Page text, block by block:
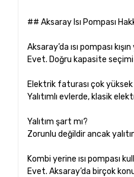
## Aksaray Isı Pompası
Aksaray’da ısı pompası
Evet. Doğru kapasite seçimi
Elektrik faturası çok
Yalıtımlı evlerde, klasik
Yalıtım şart mı?
Zorunlu değildir ancak
Kombi yerine ısı pompası
Evet. Aksaray’da birçok